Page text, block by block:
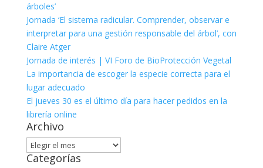
árboles’
Jornada ‘El sistema radicular. Comprender, observar e
interpretar para una gestión responsable del árbol’, con
Claire Atger
Jornada de interés | VI Foro de BioProtección Vegetal
La importancia de escoger la especie correcta para el
lugar adecuado
El jueves 30 es el último día para hacer pedidos en la
librería online
Archivo
Archivo
Categorías